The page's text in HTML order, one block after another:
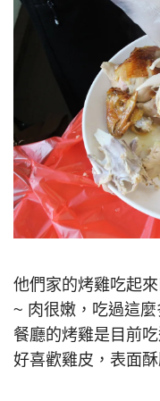
他們家的烤雞吃起
~ 肉很嫩，吃過這
餐廳的烤雞是目前
好喜歡雞皮，表面